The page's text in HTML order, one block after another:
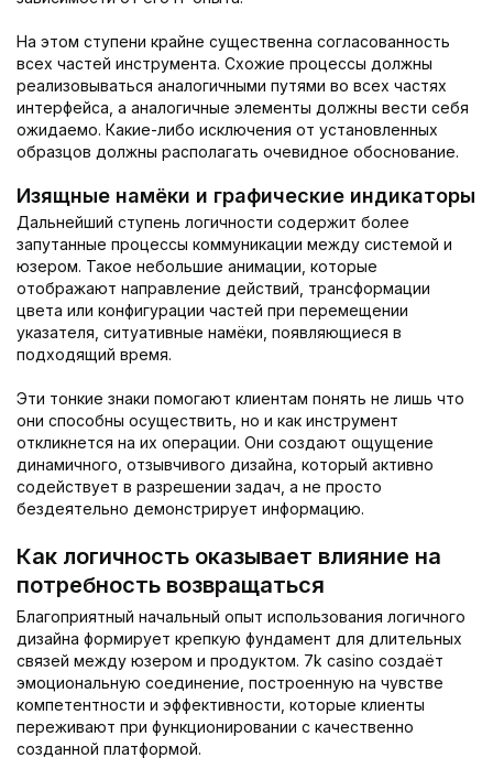
На этом ступени крайне существенна согласованность
всех частей инструмента. Схожие процессы должны
реализовываться аналогичными путями во всех частях
интерфейса, а аналогичные элементы должны вести себя
ожидаемо. Какие-либо исключения от установленных
образцов должны располагать очевидное обоснование.
Изящные намёки и графические индикаторы
Дальнейший ступень логичности содержит более
запутанные процессы коммуникации между системой и
юзером. Такое небольшие анимации, которые
отображают направление действий, трансформации
цвета или конфигурации частей при перемещении
указателя, ситуативные намёки, появляющиеся в
подходящий время.
Эти тонкие знаки помогают клиентам понять не лишь что
они способны осуществить, но и как инструмент
откликнется на их операции. Они создают ощущение
динамичного, отзывчивого дизайна, который активно
содействует в разрешении задач, а не просто
бездеятельно демонстрирует информацию.
Как логичность оказывает влияние на
потребность возвращаться
Благоприятный начальный опыт использования логичного
дизайна формирует крепкую фундамент для длительных
связей между юзером и продуктом. 7k casino создаёт
эмоциональную соединение, построенную на чувстве
компетентности и эффективности, которые клиенты
переживают при функционировании с качественно
созданной платформой.